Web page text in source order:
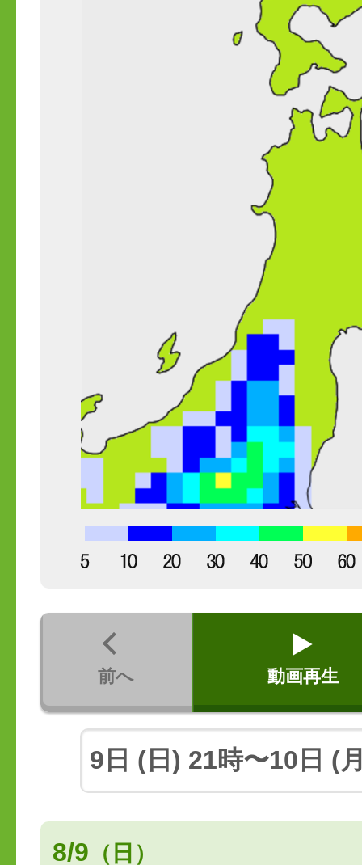
前へ 動画再生
8/9 （日）